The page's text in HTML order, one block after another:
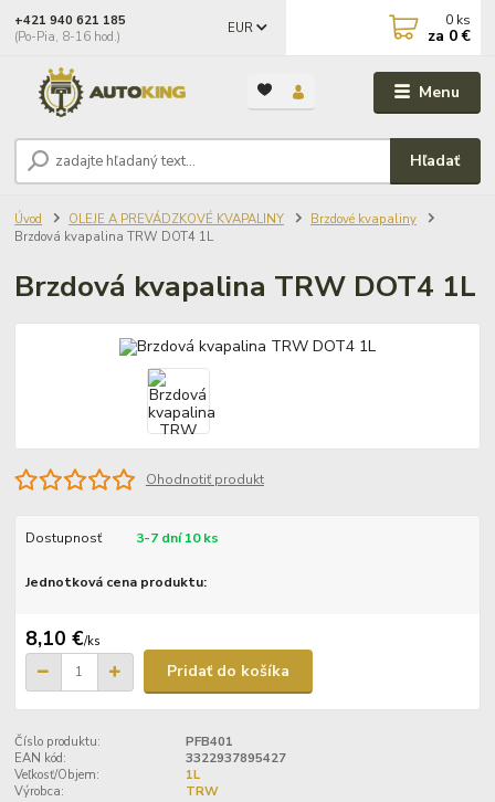
Menu
EUR
Hľadať
+421 940 621 185
(Po-Pia, 8-16 hod.)
0 ks
za 0 €
Úvod OLEJE A PREVÁDZKOVÉ KVAPALINY
Brzdové kvapaliny
Brzdová kvapalina TRW DOT4 1L
Brzdová kvapalina TRW DOT4 1L
Ohodnotiť produkt
Dostupnosť 3-7 dní 10 ks
Jednotková cena produktu:
8,10 €/ks
Pridať do košíka
Číslo produktu:
PFB401
EAN kód:
3322937895427
Veľkosť/Objem:
1L
Výrobca:
TRW